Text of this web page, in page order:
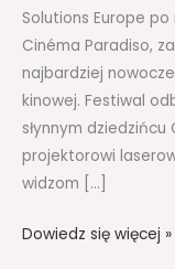
Solutions Europe
Cinéma Paradiso,
najbardziej
kinowej. Festiwal
słynnym dziedzińcu
projektorowi
widzom […]
Dowiedz się więcej »